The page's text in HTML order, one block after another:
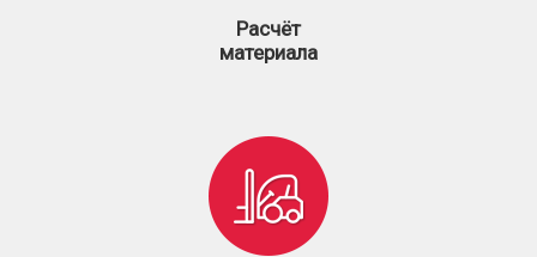
Расчёт
материала